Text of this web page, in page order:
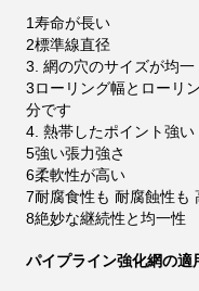
1寿命が長い
2標準線直径
3. 網の穴のサイズが均一
3ローリング幅とローリ
分です
4. 熱帯したポイント強い
5強い張力強さ
6柔軟性が高い
7耐腐食性も 耐腐蝕性も
8絶妙な継続性と均一性
パイプライン強化網の適